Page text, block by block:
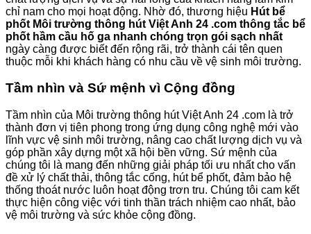
chỉ nam cho mọi hoạt động. Nhờ đó, thương hiệu Hút bể
phốt Môi trường thông hút Việt Anh 24 .com thông tắc bể
phốt hầm cầu hố ga nhanh chóng trọn gói sạch nhất
ngày càng được biết đến rộng rãi, trở thành cái tên quen
thuộc mỗi khi khách hàng có nhu cầu về vệ sinh môi trường.
Tầm nhìn và Sứ mệnh vì Cộng đồng
Tầm nhìn của Môi trường thông hút Việt Anh 24 .com là trở
thành đơn vị tiên phong trong ứng dụng công nghệ mới vào
lĩnh vực vệ sinh môi trường, nâng cao chất lượng dịch vụ và
góp phần xây dựng một xã hội bền vững. Sứ mệnh của
chúng tôi là mang đến những giải pháp tối ưu nhất cho vấn
đề xử lý chất thải, thông tắc cống, hút bể phốt, đảm bảo hệ
thống thoát nước luôn hoạt động trơn tru. Chúng tôi cam kết
thực hiện công việc với tinh thần trách nhiệm cao nhất, bảo
vệ môi trường và sức khỏe cộng đồng.